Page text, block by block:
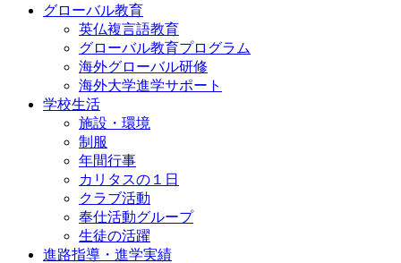
グローバル教育
英仏複言語教育
グローバル教育プログラム
海外グローバル研修
海外大学進学サポート
学校生活
施設・環境
制服
年間行事
カリタスの１日
クラブ活動
奉仕活動グループ
生徒の活躍
進路指導・進学実績